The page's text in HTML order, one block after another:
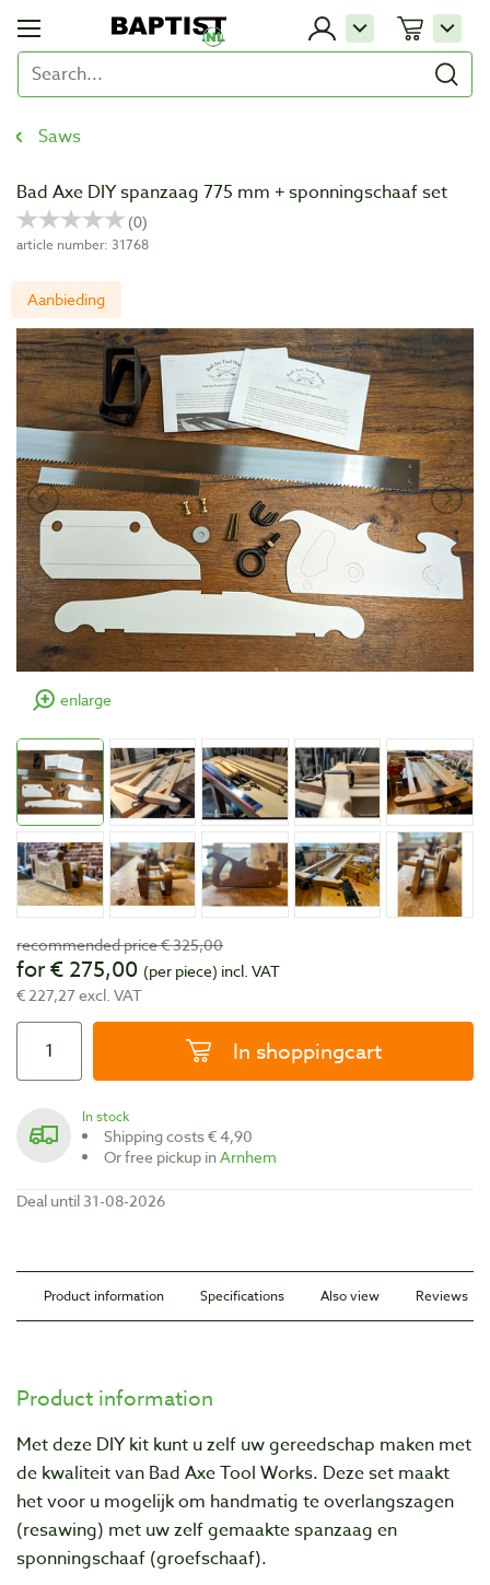
Saws
Bad Axe DIY spanzaag 775 mm + sponningschaaf set
article number: 31768
Aanbieding
enlarge
recommended price € 325,00
for € 275,00 (per piece) incl. VAT
€ 227,27 excl. VAT
In shoppingcart
In stock
Shipping costs € 4,90
Or free pickup inArnhem
Deal until 31-08-2026
Product information Specifications Also view Reviews
Product information
Met deze DIY kit kunt u zelf uw gereedschap maken met
de kwaliteit van Bad Axe Tool Works. Deze set maakt
het voor u mogelijk om handmatig te overlangszagen
(resawing) met uw zelf gemaakte spanzaag en
sponningschaaf (groefschaaf).